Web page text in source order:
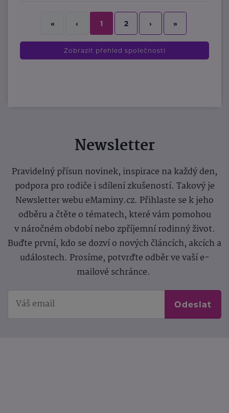
« ‹ 1 2 › »
Zobrazit přehled společností
Newsletter
Pravidelný přísun novinek, inspirace na každý den,
podpora pro rodiče i sdílení zkušeností. Takový je
Newsletter webu eMaminy.cz. Přihlaste se k jeho
odběru a čtěte o tématech, které vám pomohou
v náročném období nebo zpříjemní rodinný život.
Buďte první, kdo se dozví o nových článcích, akcích a
událostech. Prosíme, potvrďte odběr ve vaší e-
mailové schránce.
Odeslat